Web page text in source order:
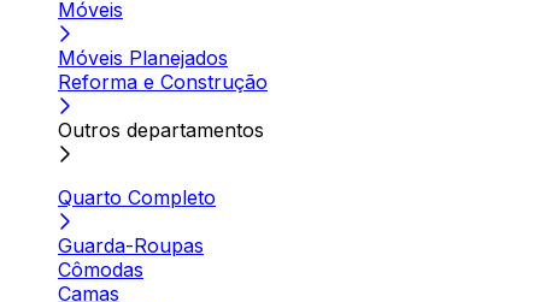
Móveis
Móveis Planejados
Reforma e Construção
Outros departamentos
Quarto Completo
Guarda-Roupas
Cômodas
Camas